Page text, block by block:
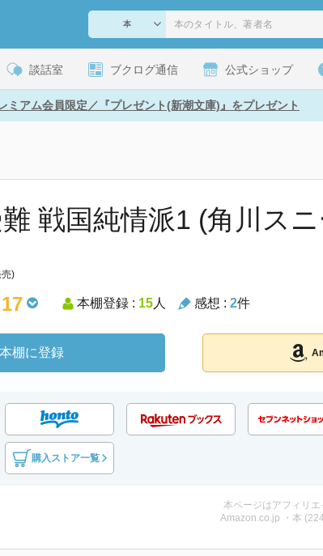
談話室 ブクログ通信 公式ショップ
ミアム会員限定／『プレゼント(新潮文庫)』をプレゼント
戦国純情派1 (角川ス
)
本棚登録 : 15人 感想 : 2件
本棚に登録
購入ストア一覧
本ページはアフィリ
Amazon.co.jp ・本